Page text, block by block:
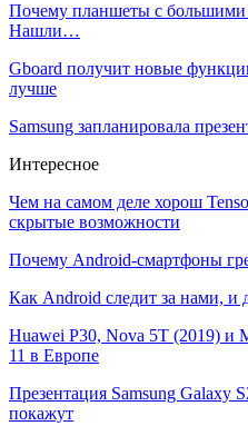
Почему планшеты с большими
Нашли…
Gboard получит новые
лучше
Samsung запланировала
Интересное
Чем на самом деле хорош
скрытые возможности
Почему Android-смартфоны
Как Android следит за нами, и
Huawei P30, Nova 5T (2019) и
11 в Европе
Презентация Samsung Galaxy
покажут